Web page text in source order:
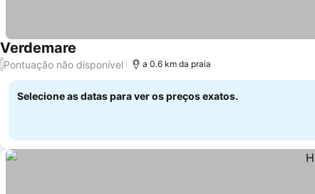
Verdemare
/Pontuação não disponível a 0.6 km da praia
Selecione as datas para ver os preços exatos.